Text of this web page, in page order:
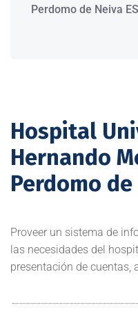
Perdomo de Neiva
Hospital
Hernando
Perdomo de
Proveer un sistema de
las necesidades del
presentación de cuentas,